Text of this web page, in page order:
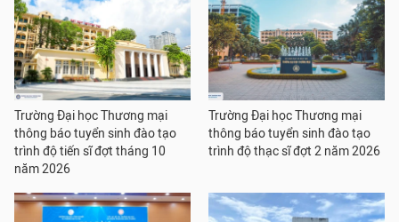
Trường Đại học Thương mại
thông báo tuyển sinh đào tạo
trình độ tiến sĩ đợt tháng 10
năm 2026
Trường Đại học Thương mại
thông báo tuyển sinh đào tạo
trình độ thạc sĩ đợt 2 năm 2026